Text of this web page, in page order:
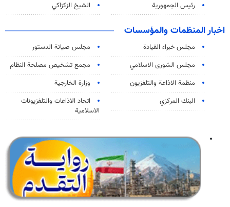
رئيس الجمهورية
الشيخ الزكزاكي
اخبار المنظمات والمؤسسات
مجلس خبراء القيادة
مجلس صيانة الدستور
مجلس الشورى الاسلامي
مجمع تشخيص مصلحة النظام
منظمة الاذاعة والتلفزیون
وزارة الخارجية
البنك المركزي
اتحاد الاذاعات والتلفزيونات
الاسلامية